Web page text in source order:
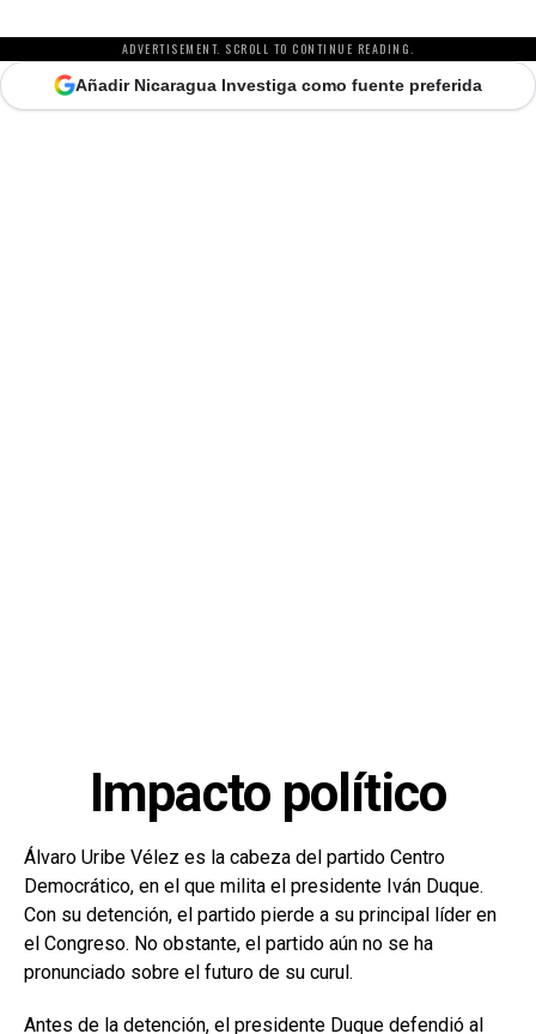
ADVERTISEMENT. SCROLL TO CONTINUE READING.
Añadir Nicaragua Investiga como fuente preferida
Impacto político
Álvaro Uribe Vélez es la cabeza del partido Centro
Democrático, en el que milita el presidente Iván Duque.
Con su detención, el partido pierde a su principal líder en
el Congreso. No obstante, el partido aún no se ha
pronunciado sobre el futuro de su curul.
Antes de la detención, el presidente Duque defendió al